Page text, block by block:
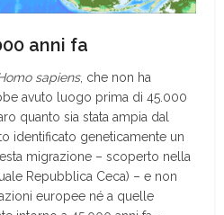
anni fa
sapiens, che non ha
avuto luogo prima di 45.000
quanto sia stata ampia dal
identificato geneticamente un
migrazione – scoperto nella
Repubblica Ceca) – e non
europee né a quelle